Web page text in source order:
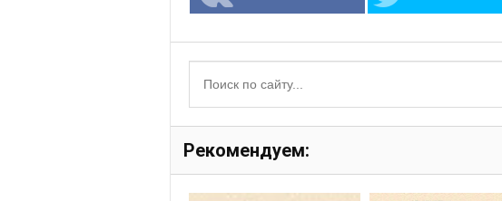
Рекомендуем: